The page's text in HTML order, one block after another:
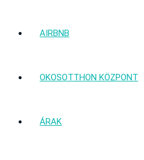
AIRBNB
OKOSOTTHON KÖZPONT
ÁRAK